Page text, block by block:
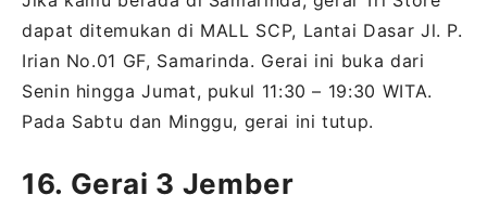
dapat ditemukan di MALL SCP, Lantai Dasar Jl. P.
Irian No.01 GF, Samarinda. Gerai ini buka dari
Senin hingga Jumat, pukul 11:30 – 19:30 WITA.
Pada Sabtu dan Minggu, gerai ini tutup.
16. Gerai 3 Jember